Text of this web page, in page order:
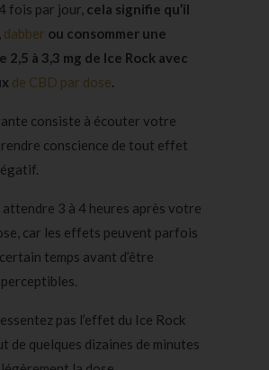
fois par jour, cela signifie qu’il
dabber ou consommer une
2,5 à 3,3 mg de Ice Rock avec
de CBD par dose.
consiste à écouter votre
conscience de tout effet
attendre 3 à 4 heures après votre
car les effets peuvent parfois
temps avant d’être
pas l’effet du Ice Rock
de quelques dizaines de minutes